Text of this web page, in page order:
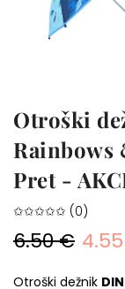
Otroški
Rainbows
Pret -
✩✩✩✩✩ (0)
6.50 €
Otroški dežnik